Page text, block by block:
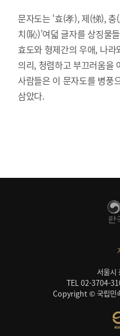
문자도는 ‘효(孝), 제(悌),
치(恥)’여덟 글자를 상징물
효도와 형제간의 우애, 나
의리, 청렴하고 부끄러움을
사람들은 이 문자도를 병풍
삼았다.
서울시
TEL 02-3704-
Copyright © 국립민